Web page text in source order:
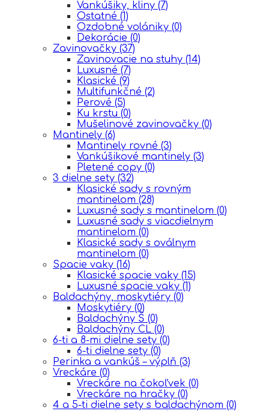
Vankúšiky, kliny (7)
Ostatné (1)
Ozdobné volániky (0)
Dekorácie (0)
Zavinovačky (37)
Zavinovacie na stuhy (14)
Luxusné (7)
Klasické (9)
Multifunkčné (2)
Perové (5)
Ku krstu (0)
Mušelinové zavinovačky (0)
Mantinely (6)
Mantinely rovné (3)
Vankúšikové mantinely (3)
Pletené copy (0)
3 dielne sety (32)
Klasické sady s rovným
mantinelom (28)
Luxusné sady s mantinelom (0)
Luxusné sady s viacdielnym
mantinelom (0)
Klasické sady s oválnym
mantinelom (0)
Spacie vaky (16)
Klasické spacie vaky (15)
Luxusné spacie vaky (1)
Baldachýny, moskytiéry (0)
Moskytiéry (0)
Baldachýny Š (0)
Baldachýny CL (0)
6-ti a 8-mi dielne sety (0)
6-ti dielne sety (0)
Perinka a vankúš – výplň (3)
Vreckáre (0)
Vreckáre na čokoľvek (0)
Vreckáre na hračky (0)
4 a 5-ti dielne sety s baldachýnom (0)